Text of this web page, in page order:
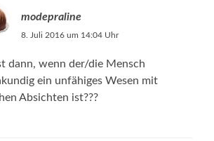
modepraline
8. Juli 2016 um 14:04 Uhr
dann, wenn der/die Mensch
ein unfähiges Wesen mit
Absichten ist???